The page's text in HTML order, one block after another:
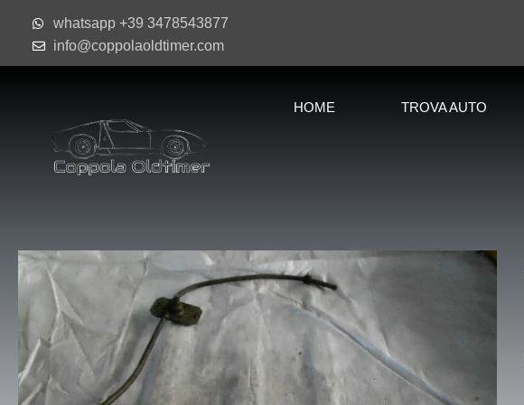
whatsapp +39 3478543877
info@coppolaoldtimer.com
HOME TROVA AUTO